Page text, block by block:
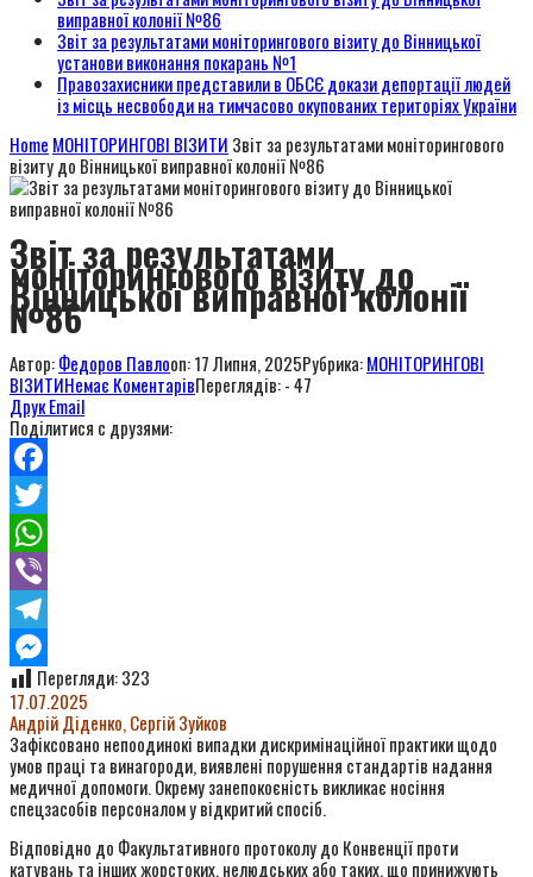
виправної колонії №86
Звіт за результатами моніторингового візиту до Вінницької
установи виконання покарань №1
Правозахисники представили в ОБСЄ докази депортації людей
із місць несвободи на тимчасово окупованих територіях України
Home МОНІТОРИНГОВІ ВІЗИТИ Звіт за результатами моніторингового
візиту до Вінницької виправної колонії №86
Звіт за результатами
моніторингового візиту до
Вінницької виправної колонії
№86
Автор:Федоров Павлоon:17 Липня, 2025Рубрика:МОНІТОРИНГОВІ
ВІЗИТИНемає КоментарівПереглядів: - 47
ДрукEmail
Поділитися с друзями:
Facebook
Twitter
WhatsApp
Viber
Telegram
Messenger
Перегляди:323
17.07.2025
Андрій Діденко, Сергій Зуйков
Зафіксовано непоодинокі випадки дискримінаційної практики щодо
умов праці та винагороди, виявлені порушення стандартів надання
медичної допомоги. Окрему занепокоєність викликає носіння
спецзасобів персоналом у відкритий спосіб.
Відповідно до Факультативного протоколу до Конвенції проти
катувань та інших жорстоких, нелюдських або таких, що принижують